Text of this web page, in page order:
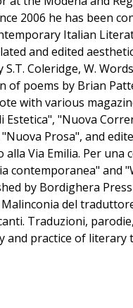
2006 he has been
Italian
and edited
Coleridge, W.
of poems by Brian
with various
Estetica", "Nuova
Prosa", and
Via Emilia. Per una
contemporanea" and
by Bordighera
del
Traduzioni,
and practice of literary